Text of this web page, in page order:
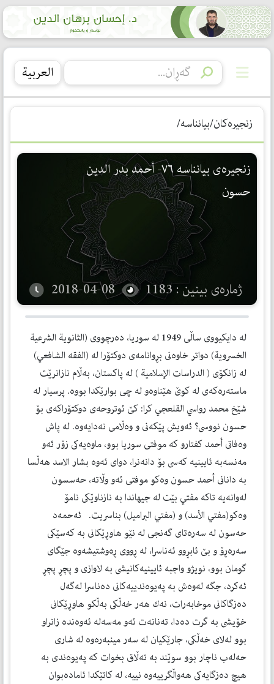
العربیة
زنجیرەکان/بیانناسە/
زنجیرەی بیانناسە ٧٦- أحمد بدر الدين
حسون
ژمارەی بینین : 1183 2018-04-08
له‌ دايكيووى ساڵى 1949 له‌ سوريا، ده‌رچووى (الثانوية الشرعية
الخسروية) دواتر خاوه‌نى بڕوانامه‌ى دوكتۆرا له‌ (الفقه الشافعي)
له‌ زانكۆى ( الدراسات الإسلامية ) له‌ پاكستان، به‌ڵام نازانرێت
ماسته‌ره‌كه‌ى له‌ كوێ هێناوه‌و له‌ چى بوارێكدا بووه‌. پرسيار له‌
شێخ محمد رواسي القلعجي كرا: كێ ئوتروحه‌ى دوكتۆراكه‌ى بۆ
حسون نووسى؟ ئه‌ويش پێكه‌نى و وه‌ڵامى نه‌دايه‌وه‌. له‌ پاش
وه‌فاتى أحمد كفتارو كه‌ موفتى سوريا بوو، ماوه‌يه‌كى زۆر ئه‌و
مه‌نسه‌به‌ ئايينيه‌ كه‌سى بۆ دانه‌نرا، دواى ئه‌وه‌ بشار الاسد هه‌ڵسا
به‌ دانانى أحمد حسون وه‌كو موفتى ئه‌و وڵاته‌، حه‌سسون
له‌وانه‌يه‌ تاكه‌ مفتي بێت له‌ جيهاندا به‌ نازناوێكى نامۆ
وه‌كو(مفتي الأسد) و (مفتي البراميل) بناسريت. ئه‌حمه‌د
حه‌سون له‌ سه‌ره‌تاى گه‌نجى له‌ نێو هاوڕێكانى به‌ كه‌سێكى
سه‌ره‌ڕۆ و بێ ئابڕوو ئه‌ناسرا، له‌ ڕووى ڕه‌وشتيشه‌وه‌ جێگاى
گومان بوو، نويژو واجبه‌ ئايينيه‌كانيشى به‌ لاوازى و پچڕ پچڕ
ئه‌كرد، جگه‌ له‌وه‌ش به‌ په‌يوه‌ندييه‌كانى ده‌ناسرا له‌گه‌ل
ده‌زگاكانى موخابه‌رات، نه‌ك هه‌ر خه‌ڵكى به‌ڵكو هاوڕێكانى
خۆيشى به‌ گرت ده‌دا، ته‌نانه‌ت ئه‌و مه‌سه‌له‌ ئه‌وه‌نده‌ زانراو
بوو له‌لاى خه‌ڵكى، جارێكيان له‌ سه‌ر مينبه‌ره‌وه‌ له‌ شارى
حه‌له‌ب ناچار بوو سوێند به‌ ته‌ڵاق بخوات كه‌ په‌يوه‌ندى به‌
هيچ ده‌زگايه‌كى هه‌واڵگرييه‌وه‌ نييه‌، له‌ كاتێكدا ئاماده‌بوان